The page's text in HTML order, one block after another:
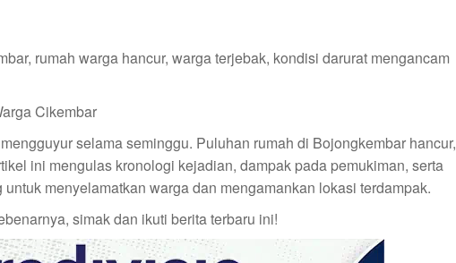
rumah warga hancur, warga terjebak, kondisi darurat mengancam
selama seminggu. Puluhan rumah di Bojongkembar hancur,
ini mengulas kronologi kejadian, dampak pada pemukiman, serta
menyelamatkan warga dan mengamankan lokasi terdampak.
simak dan ikuti berita terbaru ini!